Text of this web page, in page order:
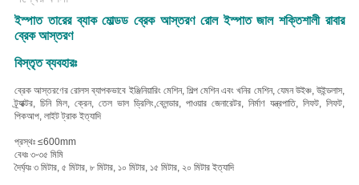
ইস্পাত তারের ব্যাক মোল্ডড ব্রেক আস্তরণ রোল ইস্পাত জাল শক্তিশালী রাবার
ব্রেক আস্তরণ
বিস্তৃত ব্যবহারঃ
ব্রেক আস্তরণের রোলস ব্যাপকভাবে ইঞ্জিনিয়ারিং মেশিন, শিল্প মেশিন এবং খনির মেশিন, যেমন উইঞ্চ, উইন্ডলাস,
ট্র্যাক্টর, চিনি মিল, ক্রেন, তেল ভাল ড্রিলিং,ব্লেন্ডার, পাওয়ার জেনারেটর, নির্মাণ যন্ত্রপাতি, লিফট, লিফট,
পিকআপ, লাইট ট্রাক ইত্যাদি
প্রস্থঃ ≤600mm
বেধঃ ৩-৩৫ মিমি
দৈর্ঘ্যঃ ৩ মিটার, ৫ মিটার, ৮ মিটার, ১০ মিটার, ১৫ মিটার, ২০ মিটার ইত্যাদি